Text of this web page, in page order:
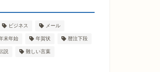
ビジネス メール
末年始 年賀状 暦注下段
説 難しい言葉